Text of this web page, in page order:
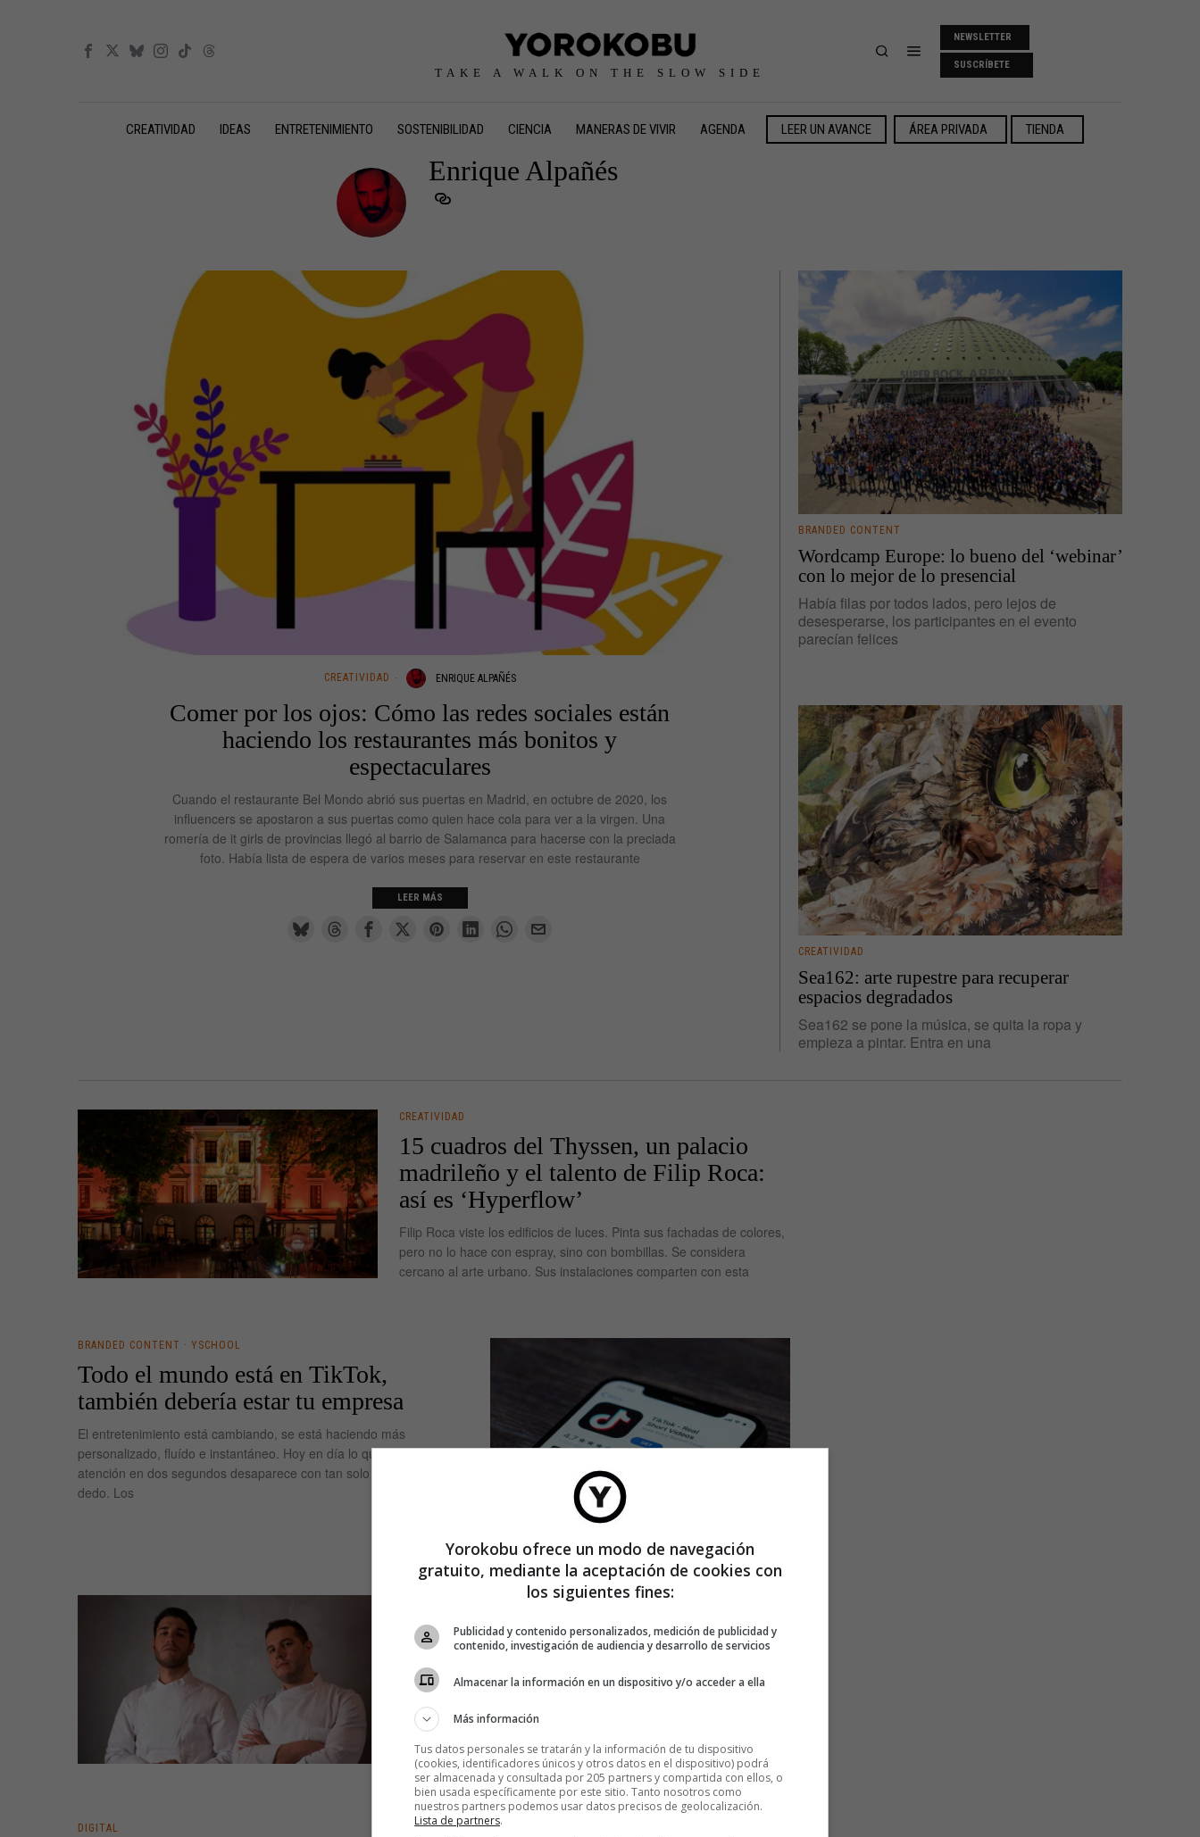
TAKE A WALK ON THE SLOW SIDE
NEWSLETTER
SUSCRÍBETE
CREATIVIDAD IDEAS ENTRETENIMIENTO SOSTENIBILIDAD CIENCIA MANERAS DE VIVIR AGENDA LEER UN AVANCE ÁREA PRIVADA TIENDA
Enrique Alpañés
CREATIVIDAD ENRIQUE ALPAÑÉS
Comer por los ojos: Cómo las redes sociales están
haciendo los restaurantes más bonitos y
espectaculares
Cuando el restaurante Bel Mondo abrió sus puertas en Madrid, en octubre de 2020, los
influencers se apostaron a sus puertas como quien hace cola para ver a la virgen. Una
romería de it girls de provincias llegó al barrio de Salamanca para hacerse con la preciada
foto. Había lista de espera de varios meses para reservar en este restaurante
LEER MÁS
BRANDED CONTENT
Wordcamp Europe: lo bueno del ‘webinar’
con lo mejor de lo presencial
Había filas por todos lados, pero lejos de
desesperarse, los participantes en el evento
parecían felices
CREATIVIDAD
Sea162: arte rupestre para recuperar
espacios degradados
Sea162 se pone la música, se quita la ropa y
empieza a pintar. Entra en una
CREATIVIDAD
15 cuadros del Thyssen, un palacio
madrileño y el talento de Filip Roca:
así es ‘Hyperflow’
Filip Roca viste los edificios de luces. Pinta sus fachadas de colores,
pero no lo hace con espray, sino con bombillas. Se considera
cercano al arte urbano. Sus instalaciones comparten con esta
BRANDED CONTENT · YSCHOOL
Todo el mundo está en TikTok,
también debería estar tu empresa
El entretenimiento está cambiando, se está haciendo más
personalizado, fluído e instantáneo. Hoy en día lo que no capta tu
atención en dos segundos desaparece con tan solo deslizar un
dedo. Los
Èter: la aventura de hacer alta cocina
en un bar de barrio
No se habían formado en las mejores cocinas de España, sino que
habían aprendido en casa, de su familia. No tenían un local en el
epicentro gastro de Madrid, sino en un
DIGITAL
Yorokobu ofrece un modo de navegación
gratuito, mediante la aceptación de cookies con
los siguientes fines:
Publicidad y contenido personalizados, medición de publicidad y
contenido, investigación de audiencia y desarrollo de servicios
Almacenar la información en un dispositivo y/o acceder a ella
Más información
Tus datos personales se tratarán y la información de tu dispositivo
(cookies, identificadores únicos y otros datos en el dispositivo) podrá
ser almacenada y consultada por 205 partners y compartida con ellos, o
bien usada específicamente por este sitio. Tanto nosotros como
nuestros partners podemos usar datos precisos de geolocalización.
Lista de partners.